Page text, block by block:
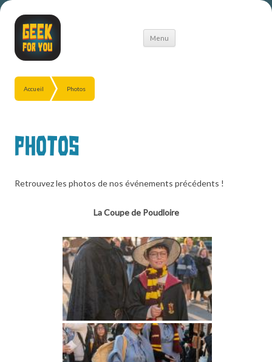
Menu
Aller
Accueil Photos
Photos
Retrouvez les photos de nos événements précédents !
La Coupe de Poudloire